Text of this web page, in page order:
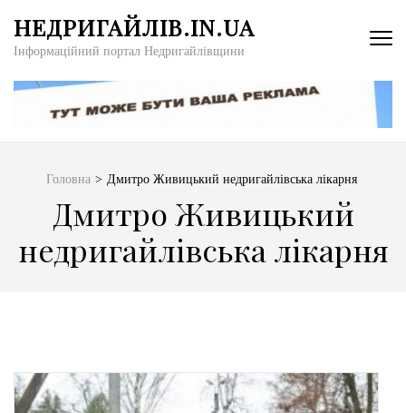
вмісту
Enter)
НЕДРИГАЙЛІВ.IN.UA
Інформаційний портал Недригайлівщини
Головна > Дмитро Живицький недригайлівська лікарня
Дмитро Живицький
недригайлівська лікарня